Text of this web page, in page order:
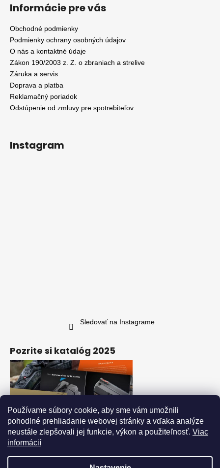
Používame súbory cookie, aby sme vám umožnili
pohodlné prehliadanie webovej stránky a vďaka analýze
neustále zlepšovali jej funkcie, výkon a použiteľnosť. Viac
informácií
Informácie pre vás
Obchodné podmienky
Podmienky ochrany osobných údajov
O nás a kontaktné údaje
Zákon 190/2003 z. Z. o zbraniach a strelive
Záruka a servis
Doprava a platba
Reklamačný poriadok
Odstúpenie od zmluvy pre spotrebiteľov
Instagram
Sledovať na Instagrame
Pozrite si katalóg 2025